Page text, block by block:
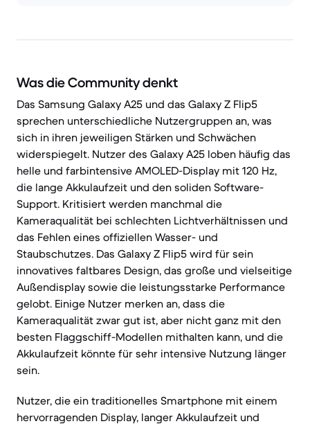
Was die Community denkt
Das Samsung Galaxy A25 und das Galaxy Z Flip5
sprechen unterschiedliche Nutzergruppen an, was
sich in ihren jeweiligen Stärken und Schwächen
widerspiegelt. Nutzer des Galaxy A25 loben häufig das
helle und farbintensive AMOLED-Display mit 120 Hz,
die lange Akkulaufzeit und den soliden Software-
Support. Kritisiert werden manchmal die
Kameraqualität bei schlechten Lichtverhältnissen und
das Fehlen eines offiziellen Wasser- und
Staubschutzes. Das Galaxy Z Flip5 wird für sein
innovatives faltbares Design, das große und vielseitige
Außendisplay sowie die leistungsstarke Performance
gelobt. Einige Nutzer merken an, dass die
Kameraqualität zwar gut ist, aber nicht ganz mit den
besten Flaggschiff-Modellen mithalten kann, und die
Akkulaufzeit könnte für sehr intensive Nutzung länger
sein.
Nutzer, die ein traditionelles Smartphone mit einem
hervorragenden Display, langer Akkulaufzeit und